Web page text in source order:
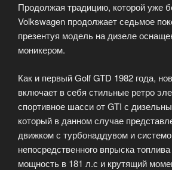
в
модель
Nismo
Продолжая традицию, которой уже
Volkswagen продолжает седьмое
презентуя модель на дизеле
моникером.
Как и первый Golf GTD 1982 года,
включает в себя стильные ретро
спортивное шасси от GTI с
который в данном случае
движком с турбонаддувом и
непосредственного впрыска
мощность в 181 л.с и крутящий